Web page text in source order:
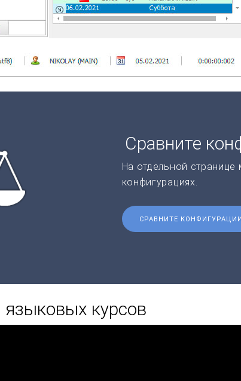
Сравните
На отдельной
конфигурациях.
СРАВНИТЕ КОНФИГУРАЦИИ
курсов